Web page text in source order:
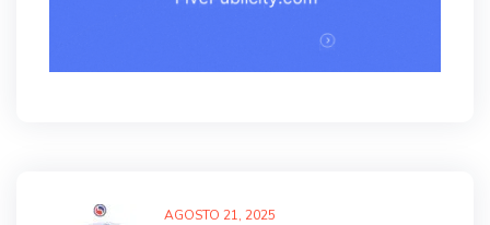
AGOSTO 21, 2025